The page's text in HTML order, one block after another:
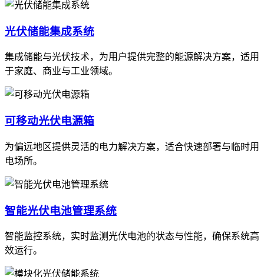
光伏储能集成系统
集成储能与光伏技术，为用户提供完整的能源解决方案，适用
于家庭、商业与工业领域。
可移动光伏电源箱
为偏远地区提供灵活的电力解决方案，适合快速部署与临时用
电场所。
智能光伏电池管理系统
智能监控系统，实时监测光伏电池的状态与性能，确保系统高
效运行。